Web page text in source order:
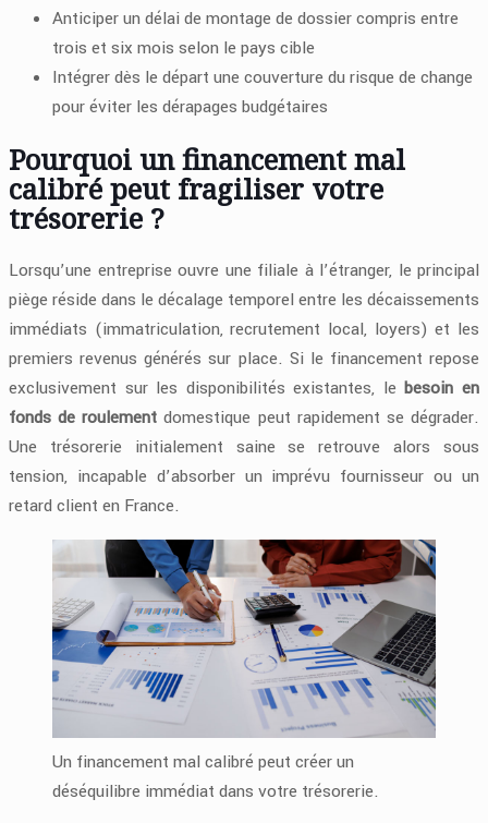
Anticiper un délai de montage de dossier compris entre
trois et six mois selon le pays cible
Intégrer dès le départ une couverture du risque de change
pour éviter les dérapages budgétaires
Pourquoi un financement mal
calibré peut fragiliser votre
trésorerie ?
Lorsqu’une entreprise ouvre une filiale à l’étranger, le principal
piège réside dans le décalage temporel entre les décaissements
immédiats (immatriculation, recrutement local, loyers) et les
premiers revenus générés sur place. Si le financement repose
exclusivement sur les disponibilités existantes, lebesoin en
fonds de roulement domestique peut rapidement se dégrader.
Une trésorerie initialement saine se retrouve alors sous
tension, incapable d’absorber un imprévu fournisseur ou un
retard client en France.
Un financement mal calibré peut créer un
déséquilibre immédiat dans votre trésorerie.